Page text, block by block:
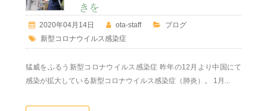
きを
2020年04月14日 ota-staff
ブログ
新型コロナウイルス感染症
猛威をふるう新型コロナウイルス感染症 昨年の12月より中国にて
感染が拡大している新型コロナウイルス感染症（肺炎）。 1月...